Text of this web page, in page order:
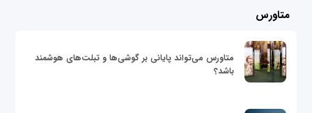
متاورس
متاورس می‌تواند پایانی بر گوشی‌ها و تبلت‌های هوشمند
باشد؟